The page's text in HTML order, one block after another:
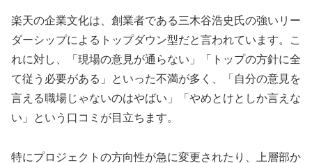
楽天の企業文化は、創業者である三木谷浩史氏の強いリー
ダーシップによるトップダウン型だと言われています。こ
れに対し、「現場の意見が通らない」「トップの方針に全
て従う必要がある」といった不満が多く、「自分の意見を
言える職場じゃないのはやばい」「やめとけとしか言えな
い」という口コミが目立ちます。
特にプロジェクトの方向性が急に変更されたり、上層部か